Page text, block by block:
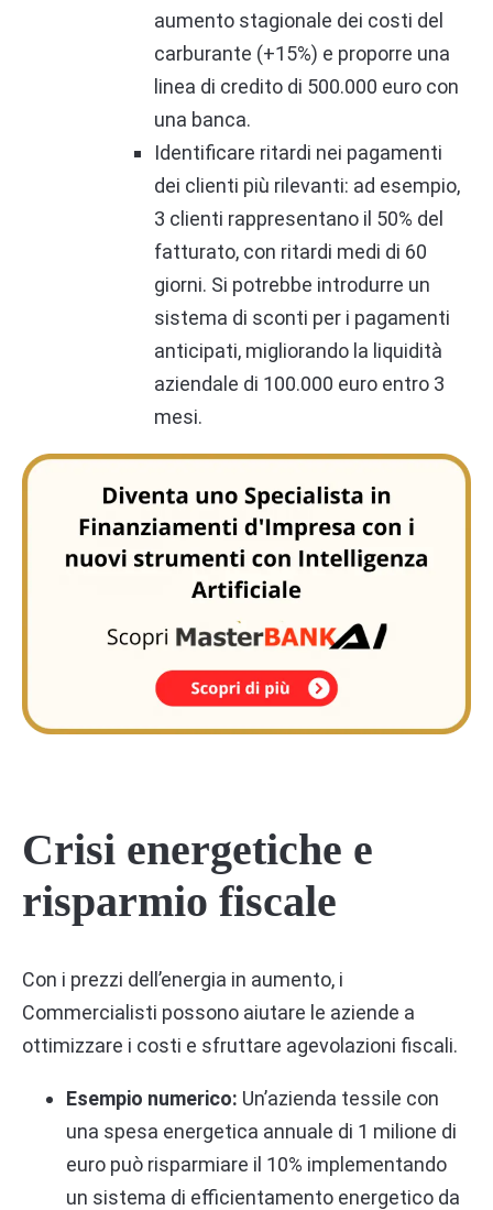
aumento stagionale dei costi del
carburante (+15%) e proporre una
linea di credito di 500.000 euro con
una banca.
Identificare ritardi nei pagamenti
dei clienti più rilevanti: ad esempio,
3 clienti rappresentano il 50% del
fatturato, con ritardi medi di 60
giorni. Si potrebbe introdurre un
sistema di sconti per i pagamenti
anticipati, migliorando la liquidità
aziendale di 100.000 euro entro 3
mesi.
Crisi energetiche e
risparmio fiscale
Con i prezzi dell’energia in aumento, i
Commercialisti possono aiutare le aziende a
ottimizzare i costi e sfruttare agevolazioni fiscali.
Esempio numerico: Un’azienda tessile con
una spesa energetica annuale di 1 milione di
euro può risparmiare il 10% implementando
un sistema di efficientamento energetico da